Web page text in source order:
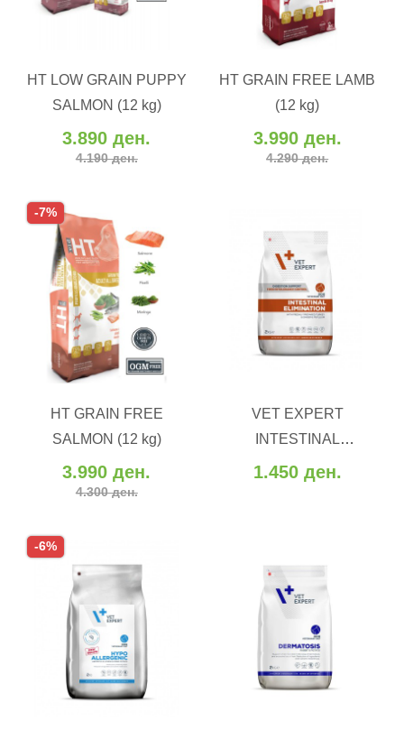
HT LOW GRAIN PUPPY
SALMON (12 kg)
3.890 ден.
4.190 ден.
Додај во желби
Додај за споредба
HT GRAIN FREE LAMB
(12 kg)
3.990 ден.
4.290 ден.
ВО КОШНИЧКА
Додај во желби
Додај за споредба
-7%
HT GRAIN FREE
SALMON (12 kg)
3.990 ден.
4.300 ден.
ВО КОШНИЧКА
Додај во желби
Додај за споредба
VET EXPERT
INTESTINAL
ELIMINATION DOG (2 kg)
1.450 ден.
Додај во желби
Додај за споредба
-6%